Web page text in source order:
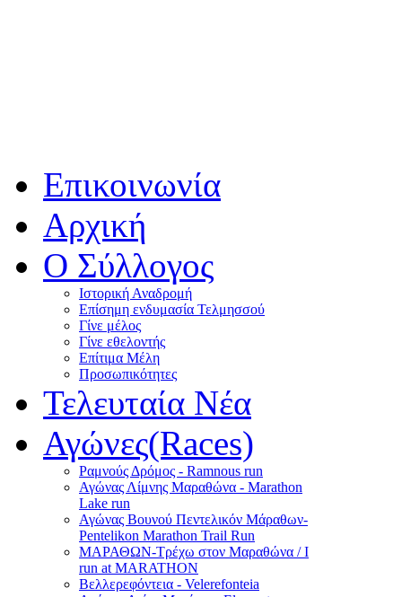
Επικοινωνία
Αρχική
Ο Σύλλογος
Ιστορική Αναδρομή
Επίσημη ενδυμασία Τελμησσού
Γίνε μέλος
Γίνε εθελοντής
Επίτιμα Μέλη
Προσωπικότητες
Τελευταία Νέα
Αγώνες(Races)
Ραμνούς Δρόμος - Ramnous run
Αγώνας Λίμνης Μαραθώνα - Marathon
Lake run
Αγώνας Βουνού Πεντελικόν Μάραθων-
Pentelikon Marathon Trail Run
ΜΑΡΑΘΩΝ-Τρέχω στον Μαραθώνα / I
run at MARATHON
Βελλερεφόντεια - Velerefonteia